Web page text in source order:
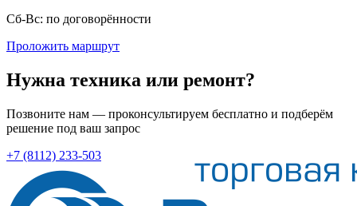
Сб-Вс: по договорённости
Проложить маршрут
Нужна техника или ремонт?
Позвоните нам — проконсультируем бесплатно и подберём
решение под ваш запрос
+7 (8112) 233-503